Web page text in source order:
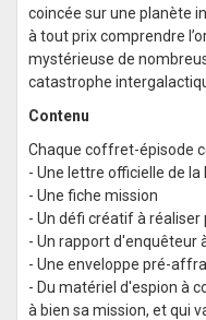
coincée sur une planète
à tout prix comprendre
mystérieuse de
catastrophe
Contenu
Chaque coffret-épisode
- Une lettre officielle de la
- Une fiche mission
- Un défi créatif à
- Un rapport d'enquêteur
- Une enveloppe pré-
- Du matériel d'espion à
à bien sa mission, et qui